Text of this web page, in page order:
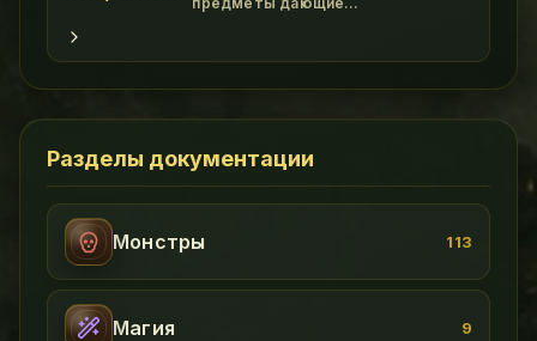
Свойства Прочность Где достать !
Power Magic Resistance +5 br
Разделы документации
Монстры 113
Магия 9